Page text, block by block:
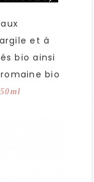
et à
bio ainsi
bio